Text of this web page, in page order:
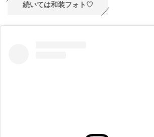
続いては和装フォト♡